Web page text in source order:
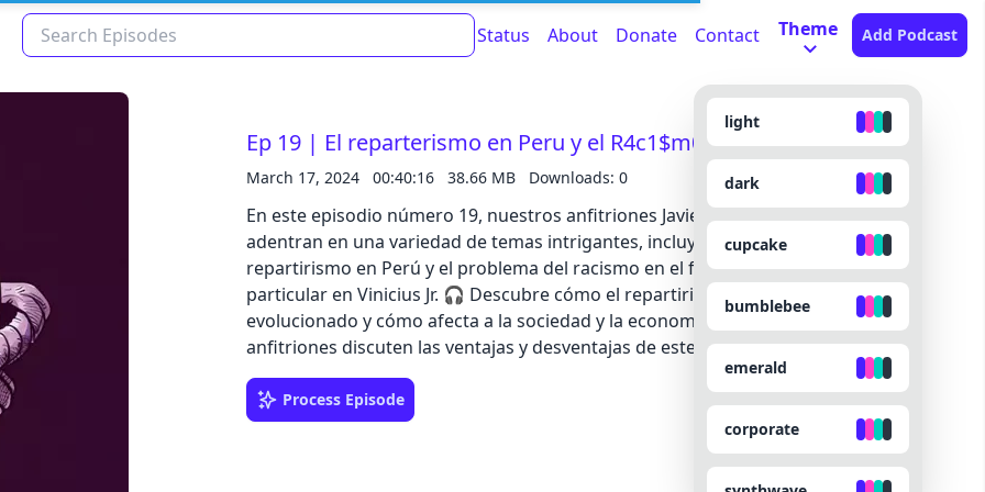
Status About Donate Contact Theme
light
dark
cupcake
bumblebee
emerald
corporate
Add Podcast
Ep 19 | El reparterismo en Peru y el R4c1$m0 a Vinicius
March 17, 2024 00:40:16 38.66 MB Downloads: 0
En este episodio número 19, nuestros anfitriones Javier, Lester y Geppeto se
adentran en una variedad de temas intrigantes, incluyendo el fenómeno del
repartirismo en Perú y el problema del racismo en el fútbol, con un enfoque
particular en Vinicius Jr. 🎧 Descubre cómo el repartirismo en Perú ha
evolucionado y cómo afecta a la sociedad y la economía del país. Nuestros
anfitriones discuten las ventajas y desventajas de este sistema, así como sus
experiencias personales y observaciones. 🗣️ En la segunda parte del episodio,
la conversación se dirige hacia el tema del racismo en el fútbol, con un enfoque
en Vinicius Jr., el talentoso futbolista brasileño. Javier, Lester y Geppeto
comparten sus pensamientos sobre este problema persistente y discuten
Process Episode